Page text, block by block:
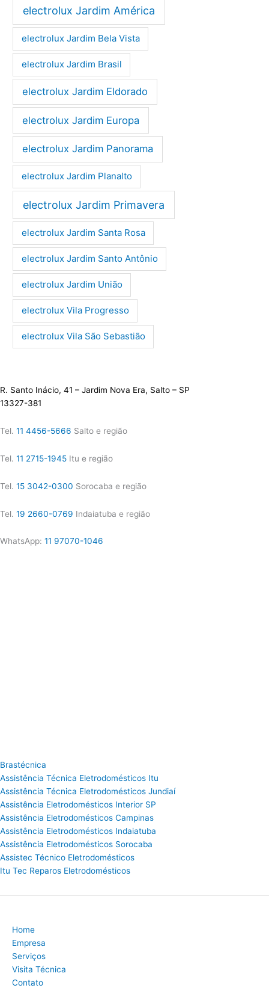
electrolux Jardim América
electrolux Jardim Bela Vista
electrolux Jardim Brasil
electrolux Jardim Eldorado
electrolux Jardim Europa
electrolux Jardim Panorama
electrolux Jardim Planalto
electrolux Jardim Primavera
electrolux Jardim Santa Rosa
electrolux Jardim Santo Antônio
electrolux Jardim União
electrolux Vila Progresso
electrolux Vila São Sebastião
R. Santo Inácio, 41 – Jardim Nova Era, Salto – SP
13327-381
Tel. 11 4456-5666 Salto e região
Tel. 11 2715-1945 Itu e região
Tel. 15 3042-0300 Sorocaba e região
Tel. 19 2660-0769 Indaiatuba e região
WhatsApp: 11 97070-1046
Brastécnica
Assistência Técnica Eletrodomésticos Itu
Assistência Técnica Eletrodomésticos Jundiaí
Assistência Eletrodomésticos Interior SP
Assistência Eletrodomésticos Campinas
Assistência Eletrodomésticos Indaiatuba
Assistência Eletrodomésticos Sorocaba
Assistec Técnico Eletrodomésticos
Itu Tec Reparos Eletrodomésticos
Home
Empresa
Serviços
Visita Técnica
Contato